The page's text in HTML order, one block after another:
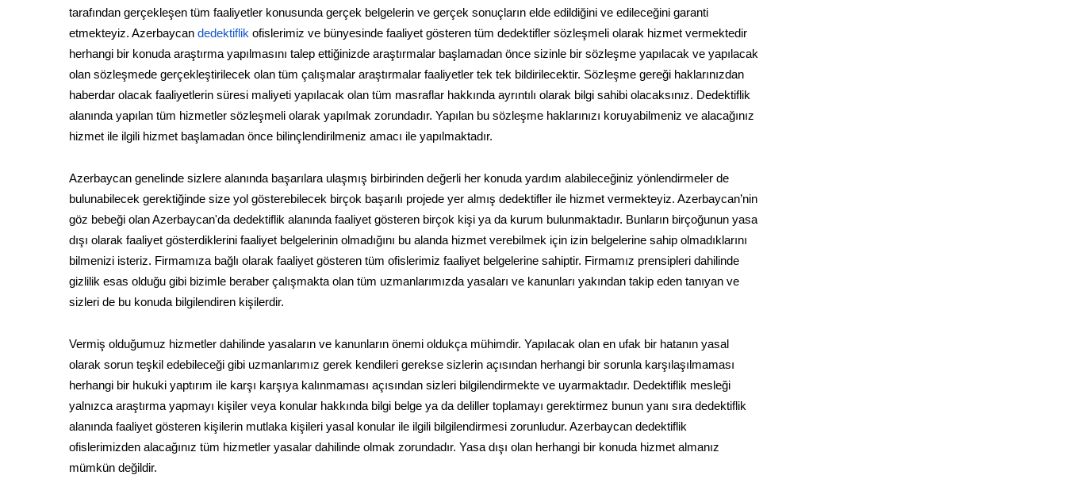
tarafından gerçekleşen tüm faaliyetler konusunda gerçek belgelerin ve gerçek sonuçların elde edildiğini ve edileceğini garanti
etmekteyiz. Azerbaycan dedektiflik ofislerimiz ve bünyesinde faaliyet gösteren tüm dedektifler sözleşmeli olarak hizmet vermektedir
herhangi bir konuda araştırma yapılmasını talep ettiğinizde araştırmalar başlamadan önce sizinle bir sözleşme yapılacak ve yapılacak
olan sözleşmede gerçekleştirilecek olan tüm çalışmalar araştırmalar faaliyetler tek tek bildirilecektir. Sözleşme gereği haklarınızdan
haberdar olacak faaliyetlerin süresi maliyeti yapılacak olan tüm masraflar hakkında ayrıntılı olarak bilgi sahibi olacaksınız. Dedektiflik
alanında yapılan tüm hizmetler sözleşmeli olarak yapılmak zorundadır. Yapılan bu sözleşme haklarınızı koruyabilmeniz ve alacağınız
hizmet ile ilgili hizmet başlamadan önce bilinçlendirilmeniz amacı ile yapılmaktadır.
Azerbaycan genelinde sizlere alanında başarılara ulaşmış birbirinden değerli her konuda yardım alabileceğiniz yönlendirmeler de
bulunabilecek gerektiğinde size yol gösterebilecek birçok başarılı projede yer almış dedektifler ile hizmet vermekteyiz. Azerbaycan’nin
göz bebeği olan Azerbaycan'da dedektiflik alanında faaliyet gösteren birçok kişi ya da kurum bulunmaktadır. Bunların birçoğunun yasa
dışı olarak faaliyet gösterdiklerini faaliyet belgelerinin olmadığını bu alanda hizmet verebilmek için izin belgelerine sahip olmadıklarını
bilmenizi isteriz. Firmamıza bağlı olarak faaliyet gösteren tüm ofislerimiz faaliyet belgelerine sahiptir. Firmamız prensipleri dahilinde
gizlilik esas olduğu gibi bizimle beraber çalışmakta olan tüm uzmanlarımızda yasaları ve kanunları yakından takip eden tanıyan ve
sizleri de bu konuda bilgilendiren kişilerdir.
Vermiş olduğumuz hizmetler dahilinde yasaların ve kanunların önemi oldukça mühimdir. Yapılacak olan en ufak bir hatanın yasal
olarak sorun teşkil edebileceği gibi uzmanlarımız gerek kendileri gerekse sizlerin açısından herhangi bir sorunla karşılaşılmaması
herhangi bir hukuki yaptırım ile karşı karşıya kalınmaması açısından sizleri bilgilendirmekte ve uyarmaktadır. Dedektiflik mesleği
yalnızca araştırma yapmayı kişiler veya konular hakkında bilgi belge ya da deliller toplamayı gerektirmez bunun yanı sıra dedektiflik
alanında faaliyet gösteren kişilerin mutlaka kişileri yasal konular ile ilgili bilgilendirmesi zorunludur. Azerbaycan dedektiflik
ofislerimizden alacağınız tüm hizmetler yasalar dahilinde olmak zorundadır. Yasa dışı olan herhangi bir konuda hizmet almanız
mümkün değildir.